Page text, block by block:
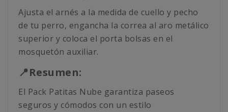
Ajusta el arnés a la medida de cuello y pecho
de tu perro, engancha la correa al aro metálico
superior y coloca el porta bolsas en el
mosquetón auxiliar.
📍Resumen:
El Pack Patitas Nube garantiza paseos
seguros y cómodos con un estilo